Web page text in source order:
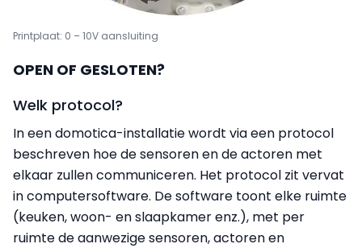
Printplaat: 0 – 10V aansluiting
OPEN OF GESLOTEN?
Welk protocol?
In een domotica-installatie wordt via een protocol
beschreven hoe de sensoren en de actoren met
elkaar zullen communiceren. Het protocol zit vervat
in computersoftware. De software toont elke ruimte
(keuken, woon- en slaapkamer enz.), met per
ruimte de aanwezige sensoren, actoren en